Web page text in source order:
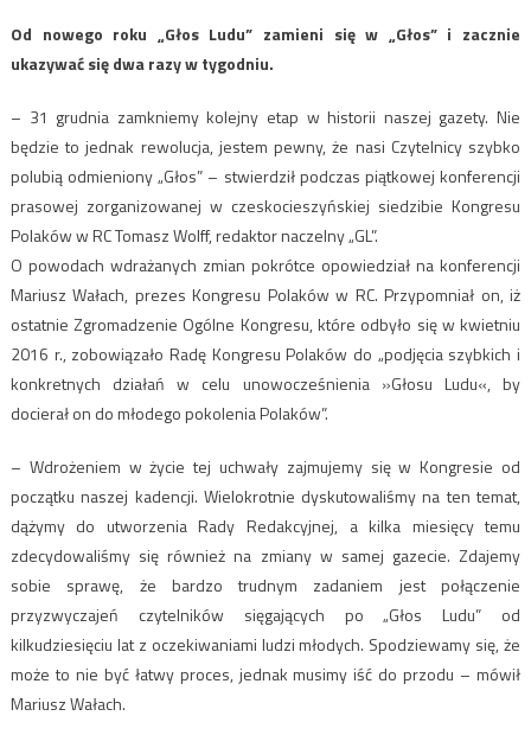
Od nowego roku „Głos Ludu” zamieni się w „Głos” i zacznie
ukazywać się dwa razy w tygodniu.
– 31 grudnia zamkniemy kolejny etap w historii naszej gazety. Nie
będzie to jednak rewolucja, jestem pewny, że nasi Czytelnicy szybko
polubią odmieniony „Głos” – stwierdził podczas piątkowej konferencji
prasowej zorganizowanej w czeskocieszyńskiej siedzibie Kongresu
Polaków w RC Tomasz Wolff, redaktor naczelny „GL”.
O powodach wdrażanych zmian pokrótce opowiedział na konferencji
Mariusz Wałach, prezes Kongresu Polaków w RC. Przypomniał on, iż
ostatnie Zgromadzenie Ogólne Kongresu, które odbyło się w kwietniu
2016 r., zobowiązało Radę Kongresu Polaków do „podjęcia szybkich i
konkretnych działań w celu unowocześnienia »Głosu Ludu«, by
docierał on do młodego pokolenia Polaków”.
– Wdrożeniem w życie tej uchwały zajmujemy się w Kongresie od
początku naszej kadencji. Wielokrotnie dyskutowaliśmy na ten temat,
dążymy do utworzenia Rady Redakcyjnej, a kilka miesięcy temu
zdecydowaliśmy się również na zmiany w samej gazecie. Zdajemy
sobie sprawę, że bardzo trudnym zadaniem jest połączenie
przyzwyczajeń czytelników sięgających po „Głos Ludu” od
kilkudziesięciu lat z oczekiwaniami ludzi młodych. Spodziewamy się, że
może to nie być łatwy proces, jednak musimy iść do przodu – mówił
Mariusz Wałach.